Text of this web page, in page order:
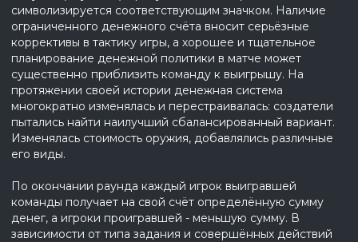
символизируется соответствующим значком. Наличие
ограниченного денежного счёта вносит серьёзные
коррективы в тактику игры, а хорошее и тщательное
планирование денежной политики в матче может
существенно приблизить команду к выигрышу. На
протяжении своей истории денежная система
многократно изменялась и перестраивалась: создатели
пытались найти наилучший сбалансированный вариант.
Изменялась стоимость оружия, добавлялись различные
его виды.
По окончании раунда каждый игрок выигравшей
команды получает на свой счёт определённую сумму
денег, а игроки проигравшей - меньшую сумму. В
зависимости от типа задания и совершённых действий